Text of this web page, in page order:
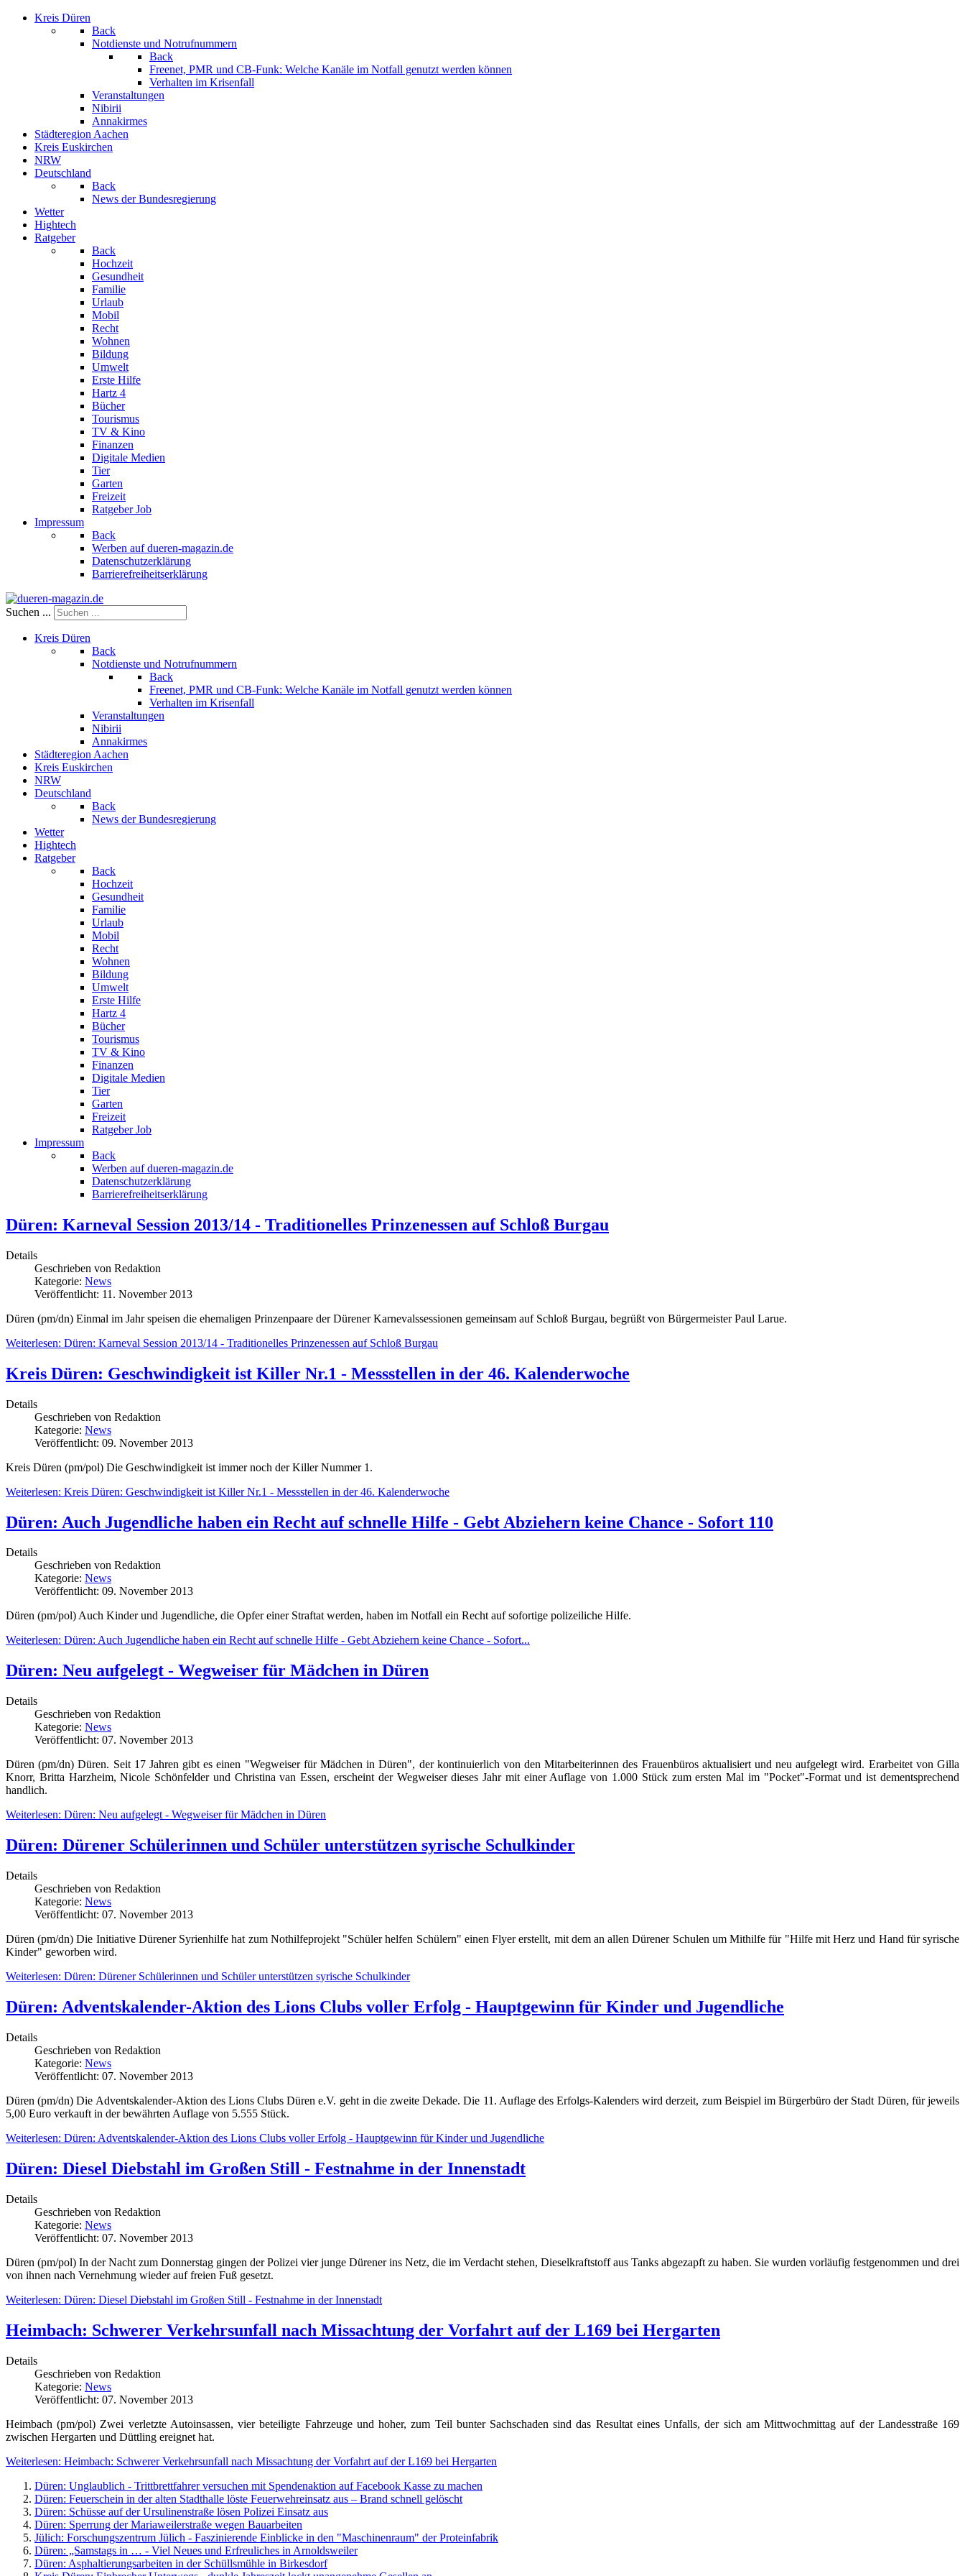
Kreis Düren
Back
Notdienste und Notrufnummern
Back
Freenet, PMR und CB-Funk: Welche Kanäle im Notfall genutzt werden können
Verhalten im Krisenfall
Veranstaltungen
Nibirii
Annakirmes
Städteregion Aachen
Kreis Euskirchen
NRW
Deutschland
Back
News der Bundesregierung
Wetter
Hightech
Ratgeber
Back
Hochzeit
Gesundheit
Familie
Urlaub
Mobil
Recht
Wohnen
Bildung
Umwelt
Erste Hilfe
Hartz 4
Bücher
Tourismus
TV & Kino
Finanzen
Digitale Medien
Tier
Garten
Freizeit
Ratgeber Job
Impressum
Back
Werben auf dueren-magazin.de
Datenschutzerklärung
Barrierefreiheitserklärung
Suchen ...
Kreis Düren
Back
Notdienste und Notrufnummern
Back
Freenet, PMR und CB-Funk: Welche Kanäle im Notfall genutzt werden können
Verhalten im Krisenfall
Veranstaltungen
Nibirii
Annakirmes
Städteregion Aachen
Kreis Euskirchen
NRW
Deutschland
Back
News der Bundesregierung
Wetter
Hightech
Ratgeber
Back
Hochzeit
Gesundheit
Familie
Urlaub
Mobil
Recht
Wohnen
Bildung
Umwelt
Erste Hilfe
Hartz 4
Bücher
Tourismus
TV & Kino
Finanzen
Digitale Medien
Tier
Garten
Freizeit
Ratgeber Job
Impressum
Back
Werben auf dueren-magazin.de
Datenschutzerklärung
Barrierefreiheitserklärung
Düren: Karneval Session 2013/14 - Traditionelles Prinzenessen auf Schloß Burgau
Details
Geschrieben von Redaktion
Kategorie: News
Veröffentlicht: 11. November 2013
Düren (pm/dn) Einmal im Jahr speisen die ehemaligen Prinzenpaare der Dürener Karnevalssessionen gemeinsam auf Schloß Burgau, begrüßt von Bürgermeister Paul Larue.
Weiterlesen: Düren: Karneval Session 2013/14 - Traditionelles Prinzenessen auf Schloß Burgau
Kreis Düren: Geschwindigkeit ist Killer Nr.1 - Messstellen in der 46. Kalenderwoche
Details
Geschrieben von Redaktion
Kategorie: News
Veröffentlicht: 09. November 2013
Kreis Düren (pm/pol) Die Geschwindigkeit ist immer noch der Killer Nummer 1.
Weiterlesen: Kreis Düren: Geschwindigkeit ist Killer Nr.1 - Messstellen in der 46. Kalenderwoche
Düren: Auch Jugendliche haben ein Recht auf schnelle Hilfe - Gebt Abziehern keine Chance - Sofort 110
Details
Geschrieben von Redaktion
Kategorie: News
Veröffentlicht: 09. November 2013
Düren (pm/pol) Auch Kinder und Jugendliche, die Opfer einer Straftat werden, haben im Notfall ein Recht auf sofortige polizeiliche Hilfe.
Weiterlesen: Düren: Auch Jugendliche haben ein Recht auf schnelle Hilfe - Gebt Abziehern keine Chance - Sofort...
Düren: Neu aufgelegt - Wegweiser für Mädchen in Düren
Details
Geschrieben von Redaktion
Kategorie: News
Veröffentlicht: 07. November 2013
Düren (pm/dn) Düren. Seit 17 Jahren gibt es einen "Wegweiser für Mädchen in Düren", der kontinuierlich von den Mitarbeiterinnen des Frauenbüros aktualisiert und neu aufgelegt wird. Erarbeitet von Gilla
Knorr, Britta Harzheim, Nicole Schönfelder und Christina van Essen, erscheint der Wegweiser dieses Jahr mit einer Auflage von 1.000 Stück zum ersten Mal im "Pocket"-Format und ist dementsprechend
handlich.
Weiterlesen: Düren: Neu aufgelegt - Wegweiser für Mädchen in Düren
Düren: Dürener Schülerinnen und Schüler unterstützen syrische Schulkinder
Details
Geschrieben von Redaktion
Kategorie: News
Veröffentlicht: 07. November 2013
Düren (pm/dn) Die Initiative Dürener Syrienhilfe hat zum Nothilfeprojekt "Schüler helfen Schülern" einen Flyer erstellt, mit dem an allen Dürener Schulen um Mithilfe für "Hilfe mit Herz und Hand für syrische
Kinder" geworben wird.
Weiterlesen: Düren: Dürener Schülerinnen und Schüler unterstützen syrische Schulkinder
Düren: Adventskalender-Aktion des Lions Clubs voller Erfolg - Hauptgewinn für Kinder und Jugendliche
Details
Geschrieben von Redaktion
Kategorie: News
Veröffentlicht: 07. November 2013
Düren (pm/dn) Die Adventskalender-Aktion des Lions Clubs Düren e.V. geht in die zweite Dekade. Die 11. Auflage des Erfolgs-Kalenders wird derzeit, zum Beispiel im Bürgerbüro der Stadt Düren, für jeweils
5,00 Euro verkauft in der bewährten Auflage von 5.555 Stück.
Weiterlesen: Düren: Adventskalender-Aktion des Lions Clubs voller Erfolg - Hauptgewinn für Kinder und Jugendliche
Düren: Diesel Diebstahl im Großen Still - Festnahme in der Innenstadt
Details
Geschrieben von Redaktion
Kategorie: News
Veröffentlicht: 07. November 2013
Düren (pm/pol) In der Nacht zum Donnerstag gingen der Polizei vier junge Dürener ins Netz, die im Verdacht stehen, Dieselkraftstoff aus Tanks abgezapft zu haben. Sie wurden vorläufig festgenommen und drei
von ihnen nach Vernehmung wieder auf freien Fuß gesetzt.
Weiterlesen: Düren: Diesel Diebstahl im Großen Still - Festnahme in der Innenstadt
Heimbach: Schwerer Verkehrsunfall nach Missachtung der Vorfahrt auf der L169 bei Hergarten
Details
Geschrieben von Redaktion
Kategorie: News
Veröffentlicht: 07. November 2013
Heimbach (pm/pol) Zwei verletzte Autoinsassen, vier beteiligte Fahrzeuge und hoher, zum Teil bunter Sachschaden sind das Resultat eines Unfalls, der sich am Mittwochmittag auf der Landesstraße 169
zwischen Hergarten und Düttling ereignet hat.
Weiterlesen: Heimbach: Schwerer Verkehrsunfall nach Missachtung der Vorfahrt auf der L169 bei Hergarten
Düren: Unglaublich - Trittbrettfahrer versuchen mit Spendenaktion auf Facebook Kasse zu machen
Düren: Feuerschein in der alten Stadthalle löste Feuerwehreinsatz aus – Brand schnell gelöscht
Düren: Schüsse auf der Ursulinenstraße lösen Polizei Einsatz aus
Düren: Sperrung der Mariaweilerstraße wegen Bauarbeiten
Jülich: Forschungszentrum Jülich - Faszinierende Einblicke in den "Maschinenraum" der Proteinfabrik
Düren: „Samstags in … - Viel Neues und Erfreuliches in Arnoldsweiler
Düren: Asphaltierungsarbeiten in der Schüllsmühle in Birkesdorf